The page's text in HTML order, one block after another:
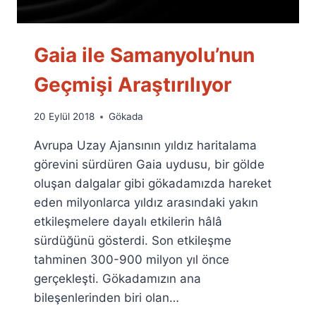
Gaia ile Samanyolu’nun
Geçmişi Araştırılıyor
By
Fuat
Özyar
20 Eylül 2018 Gökada
Avrupa Uzay Ajansının yıldız haritalama
görevini sürdüren Gaia uydusu, bir gölde
oluşan dalgalar gibi gökadamızda hareket
eden milyonlarca yıldız arasındaki yakın
etkileşmelere dayalı etkilerin hâlâ
sürdüğünü gösterdi. Son etkileşme
tahminen 300-900 milyon yıl önce
gerçekleşti. Gökadamızın ana
bileşenlerinden biri olan…